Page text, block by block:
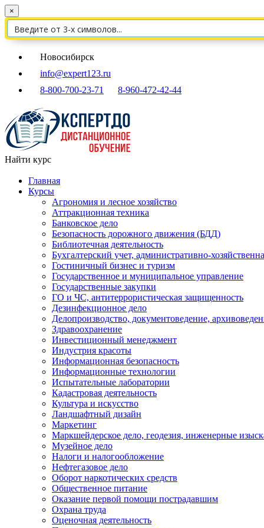
×
Новосибирск
info@expert123.ru
8-800-700-23-71
8-960-472-42-44
Найти курс
Главная
Курсы
Агрономия и лесное хозяйство
Аттракционная техника
Банковское дело
Безопасность дорожного движения (БДД)
Библиотечная деятельность
Бухгалтерский учет, административно-
Гостиничный бизнес и туризм
Государственное и муниципальное управление
Государственные закупки
ГО и ЧС, антитеррористическая защищенность
Дезинфекционное дело
Делопроизводство, документоведение,
Здравоохранение
Инвестиционный менеджмент
Индустрия красоты
Информационная безопасность
Информационные технологии
Испытательные лаборатории
Кадастровая деятельность
Культура и искусство
Ландшафтный дизайн
Маркетинг
Маркшейдерское дело, геодезия, инженерные
Музейное дело
Налоги и налогообложение
Нефтегазовое дело
Оборот наркотических средств
Общественное питание
Оказание первой помощи пострадавшим
Охрана труда
Оценочная деятельность